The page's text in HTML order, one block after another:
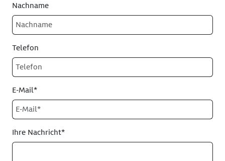
Nachname
Telefon
E-Mail*
Ihre Nachricht*